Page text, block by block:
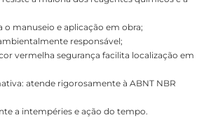
o manuseio e aplicação em obra;
responsável;
vermelha segurança facilita localização em
atende rigorosamente à ABNT NBR
a intempéries e ação do tempo.